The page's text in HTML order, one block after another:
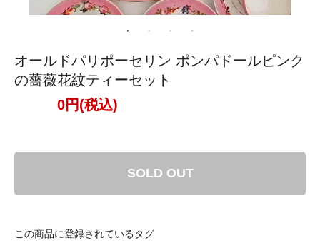
オールドパリポーセリン ポンパドールピンク
の薔薇花紋ティーセット
0円(税込)
SOLD OUT
この商品に登録されているタグ